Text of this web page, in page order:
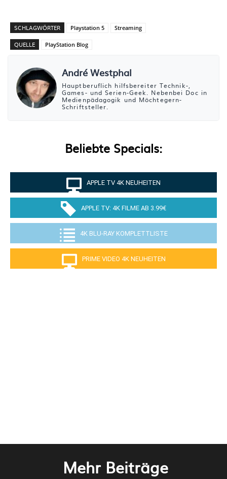
SCHLAGWÖRTER Playstation 5 Streaming
QUELLE PlayStation Blog
André Westphal
Hauptberuflich hilfsbereiter Technik-,
Games- und Serien-Geek. Nebenbei Doc in
Medienpädagogik und Möchtegern-
Schriftsteller.
Beliebte Specials:
APPLE TV 4K NEUHEITEN
APPLE TV: 4K FILME AB 3.99€
4K BLU-RAY KOMPLETTLISTE
PRIME VIDEO 4K NEUHEITEN
Mehr Beiträge